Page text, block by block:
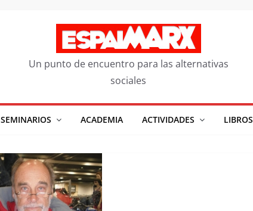
Un punto de encuentro para las alternativas
sociales
SEMINARIOS ACADEMIA ACTIVIDADES LIBROS